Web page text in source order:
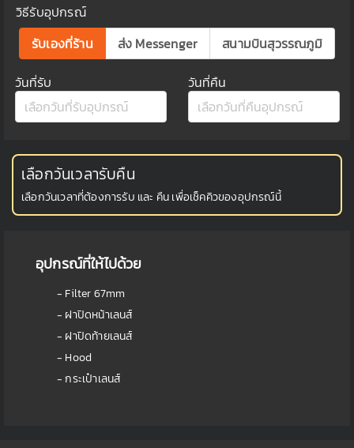
วิธีรับอุปกรณ์
รับเองที่ร้าน
ส่ง Messenger สนามบินสุวรรณภูมิ
วันที่รับ วันที่คืน
เลือกวันเวลารับคืน
เลือกวันเวลาที่ต้องการรับ และ คืน เพื่อเช็คคิวของอุปกรณ์นี้
อุปกรณ์ที่ให้ไปด้วย
- Filter 67mm
- ฝาปิดหน้าเลนส์
- ฝาปิดท้ายเลนส์
- Hood
- กระเป๋าเลนส์